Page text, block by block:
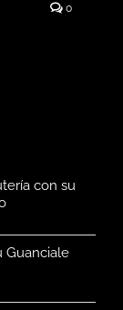
0
con su
Guanciale